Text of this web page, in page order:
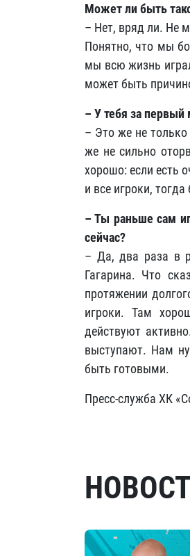
Может ли быть
– Нет, вряд ли. Не
Понятно, что мы
мы всю жизнь
может быть
– У тебя за
– Это же не
же не сильно
хорошо: если есть
и все игроки,
– Ты раньше сам
сейчас?
– Да, два раза в
Гагарина. Что
протяжении
игроки. Там
действуют
выступают. Нам
быть готовыми.
Пресс-служба ХК